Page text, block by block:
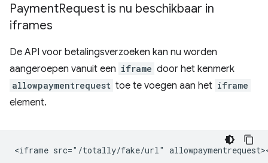
PaymentRequest is nu beschikbaar in
iframes
De API voor betalingsverzoeken kan nu worden
aangeroepen vanuit een iframe door het kenmerk
allowpaymentrequest toe te voegen aan het iframe
element.